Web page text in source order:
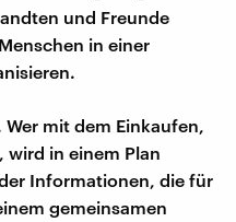
und Freunde
in einer
mit dem Einkaufen,
wird in einem Plan
Informationen, die für
gemeinsamen